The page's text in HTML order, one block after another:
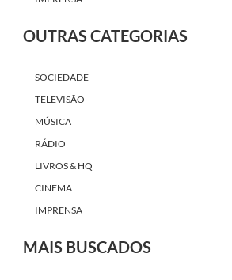
OUTRAS CATEGORIAS
SOCIEDADE
TELEVISÃO
MÚSICA
RÁDIO
LIVROS & HQ
CINEMA
IMPRENSA
MAIS BUSCADOS